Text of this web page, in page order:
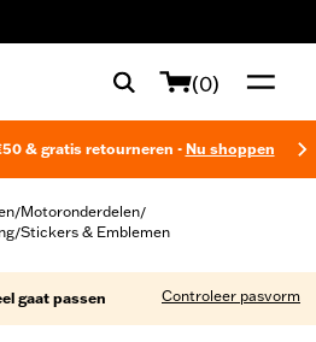
(0)
& gratis retourneren - Nu shoppen
/Motoronderdelen/
/Stickers & Emblemen
gaat passen Controleer pasvorm